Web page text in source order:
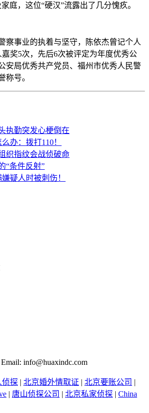
庭，这位“硬汉”流露出了几分愧疚。
察事业的执着与坚守，陈依杰曾记个人
奖5次，先后6次被评定为年度优秀公
安局优秀共产党员、福州市优秀人民警
称号。
执勤突发心梗倒在
办：拨打110！
织指纹会战侦破命
“条件反射”
疑人时被刺伤！
info@huaxindc.com
侦探 | 北京婚外情取证 | 北京要账公司 |
| 唐山侦探公司 | 北京私家侦探 | China